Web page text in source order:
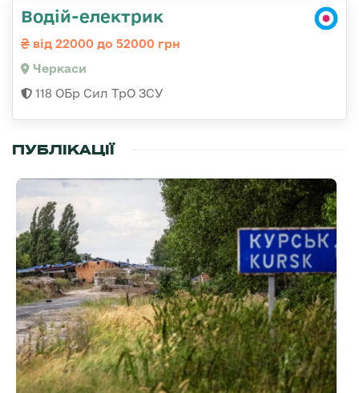
Водій-електрик
від 22000 до 52000 грн
Черкаси
118 ОБр Сил ТрО ЗСУ
ПУБЛІКАЦІЇ